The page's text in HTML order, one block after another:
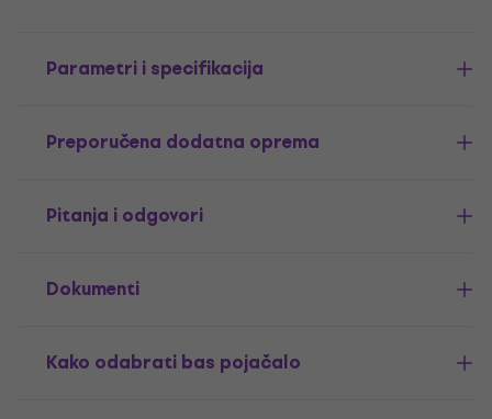
Parametri i specifikacija
Preporučena dodatna oprema
Pitanja i odgovori
Dokumenti
Kako odabrati bas pojačalo